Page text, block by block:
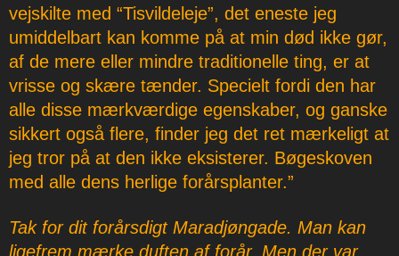
vejskilte med “Tisvildeleje”, det eneste jeg
umiddelbart kan komme på at min død ikke gør,
af de mere eller mindre traditionelle ting, er at
vrisse og skære tænder. Specielt fordi den har
alle disse mærkværdige egenskaber, og ganske
sikkert også flere, finder jeg det ret mærkeligt at
jeg tror på at den ikke eksisterer. Bøgeskoven
med alle dens herlige forårsplanter.”
Tak for dit forårsdigt Maradjøngade. Man kan
ligefrem mærke duften af forår. Men der var